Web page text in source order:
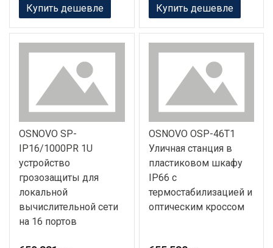
Купить дешевле Купить дешевле
OSNOVO SP-
IP16/1000PR 1U
устройство
грозозащиты для
локальной
вычислительной сети
на 16 портов
OSNOVO OSP-46T1
Уличная станция в
пластиковом шкафу
IP66 с
термостабилизацией и
оптическим кроссом